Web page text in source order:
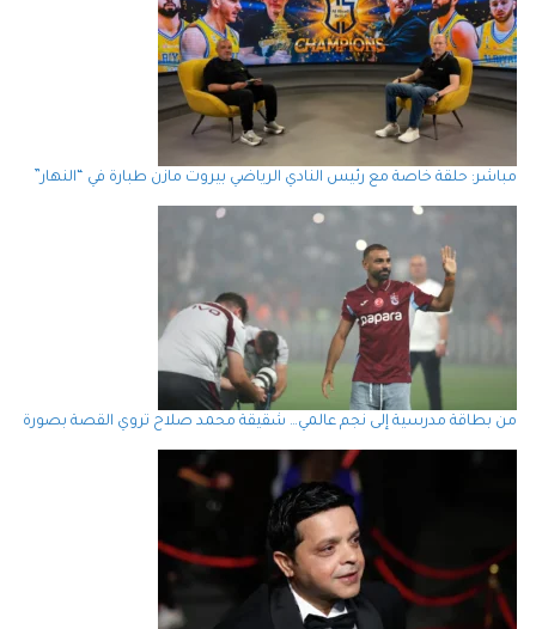
مباشر: حلقة خاصة مع رئيس النادي الرياضي بيروت مازن طبارة في “النهار”
من بطاقة مدرسية إلى نجم عالمي… شقيقة محمد صلاح تروي القصة بصورة